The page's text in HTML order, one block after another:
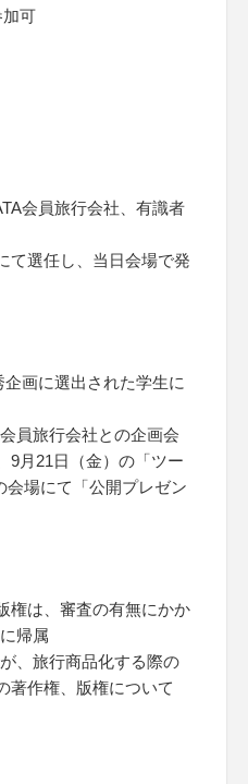
加可
会員旅行会社、有識者
て選任し、当日会場で発
画に選出された学生に
員旅行会社との企画会
9月21日（金）の「ツー
会場にて「公開プレゼン
権は、審査の有無にかか
帰属
、旅行商品化する際の
著作権、版権について